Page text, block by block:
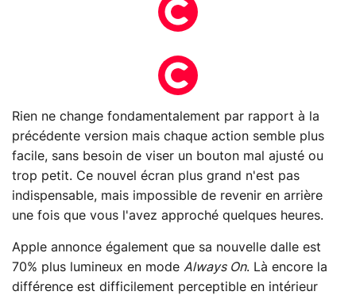
Rien ne change fondamentalement par rapport à la
précédente version mais chaque action semble plus
facile, sans besoin de viser un bouton mal ajusté ou
trop petit. Ce nouvel écran plus grand n'est pas
indispensable, mais impossible de revenir en arrière
une fois que vous l'avez approché quelques heures.
Apple annonce également que sa nouvelle dalle est
70% plus lumineux en mode Always On. Là encore la
différence est difficilement perceptible en intérieur